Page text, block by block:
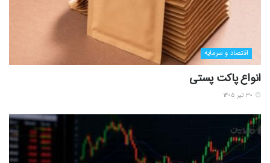
اقتصاد و سرمایه
انواع پاکت پستی